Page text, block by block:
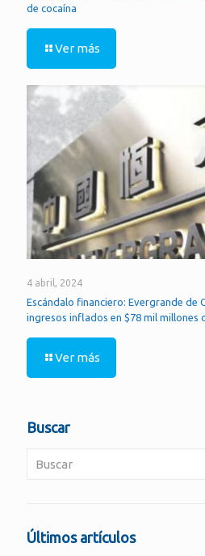
de cocaína
Ver más
4 abril, 2024
Escándalo financiero: Evergrande de
ingresos inflados en $78 mil millones
Ver más
Buscar
Últimos artículos